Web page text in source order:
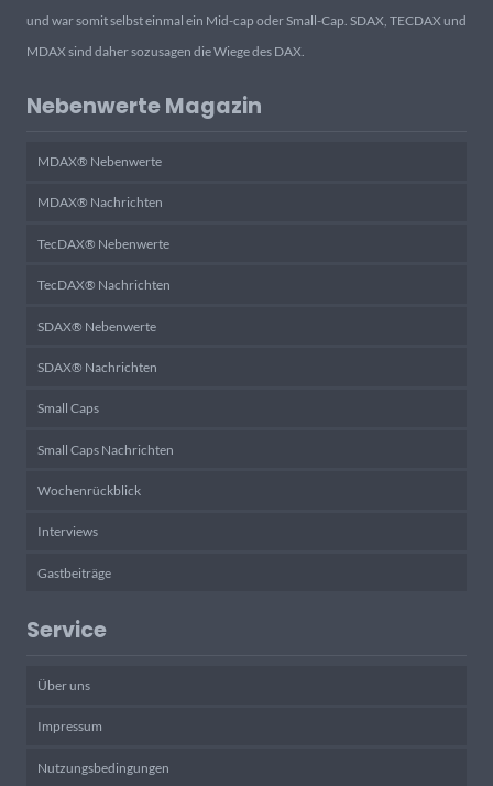
und war somit selbst einmal ein Mid-cap oder Small-Cap. SDAX, TECDAX und
MDAX sind daher sozusagen die Wiege des DAX.
Nebenwerte Magazin
MDAX® Nebenwerte
MDAX® Nachrichten
TecDAX® Nebenwerte
TecDAX® Nachrichten
SDAX® Nebenwerte
SDAX® Nachrichten
Small Caps
Small Caps Nachrichten
Wochenrückblick
Interviews
Gastbeiträge
Service
Über uns
Impressum
Nutzungsbedingungen